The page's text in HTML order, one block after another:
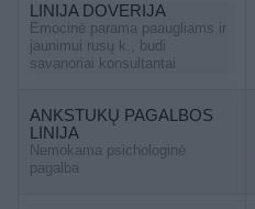
LINIJA DOVERIJA
Emocinė parama paaugliams ir
jaunimui rusų k., budi
savanoriai konsultantai
ANKSTUKŲ PAGALBOS
LINIJA
Nemokama psichologinė
pagalba